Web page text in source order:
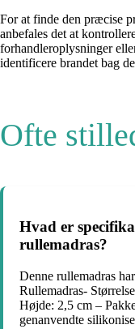
For at finde den præcise
anbefales det at
forhandleroplysninger
identificere brandet bag
Ofte
Hvad er
rullemadras?
Denne rullemadras
Rullemadras-
Højde: 2,5 cm –
genanvendte